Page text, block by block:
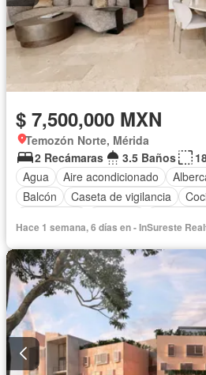
$ 7,500,000 MXN
Temozón Norte, Mérida
2 Recámaras
3.5 Baños
Agua
Aire acondicionado
Balcón
Caseta de vigilancia
Jardín
Sala polivalente
Zonas verdes
Sin amueblar
Hace 1 semana, 6 días en - InSureste